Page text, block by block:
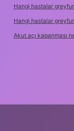
Hangi hastalar
Hangi hastalar
Akut açı kapanması